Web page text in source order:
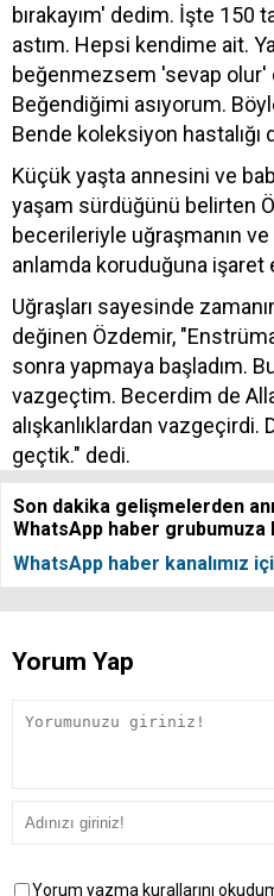
bırakayım' dedim. İşte 150
astım. Hepsi kendime ait.
beğenmezsem 'sevap
Beğendiğimi asıyorum.
Bende koleksiyon hastalığı
Küçük yaşta annesini ve
yaşam sürdüğünü belirten
becerileriyle uğraşmanın
anlamda koruduğuna işaret
Uğraşları sayesinde
değinen Özdemir,
sonra yapmaya başladım.
vazgeçtim. Becerdim de
alışkanlıklardan vazgeçirdi.
geçtik." dedi.
Son dakika gelişmelerden
WhatsApp haber grubumuza
WhatsApp haber kanalımız
Yorum Yap
Yorum yazma kurallarını